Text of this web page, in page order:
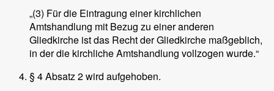
„(3) Für die Eintragung einer kirchlichen
Amtshandlung mit Bezug zu einer anderen
Gliedkirche ist das Recht der Gliedkirche maßgeblich,
in der die kirchliche Amtshandlung vollzogen wurde.“
§ 4 Absatz 2 wird aufgehoben.